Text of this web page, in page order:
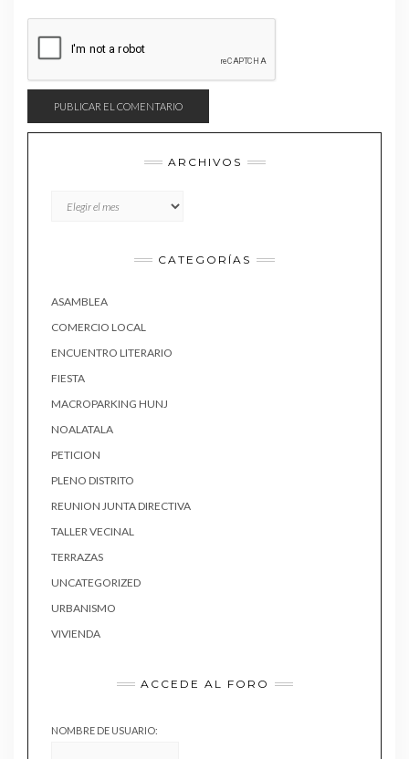
ARCHIVOS
CATEGORÍAS
ASAMBLEA
COMERCIO LOCAL
ENCUENTRO LITERARIO
FIESTA
MACROPARKING HUNJ
NOALATALA
PETICION
PLENO DISTRITO
REUNION JUNTA DIRECTIVA
TALLER VECINAL
TERRAZAS
UNCATEGORIZED
URBANISMO
VIVIENDA
ACCEDE AL FORO
NOMBRE DE USUARIO: